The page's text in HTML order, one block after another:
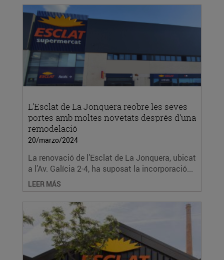
L’Esclat de La Jonquera reobre les seves
portes amb moltes novetats després d’una
remodelació
20/marzo/2024
La renovació de l’Esclat de La Jonquera, ubicat
a l’Av. Galícia 2-4, ha suposat la incorporació...
LEER MÁS